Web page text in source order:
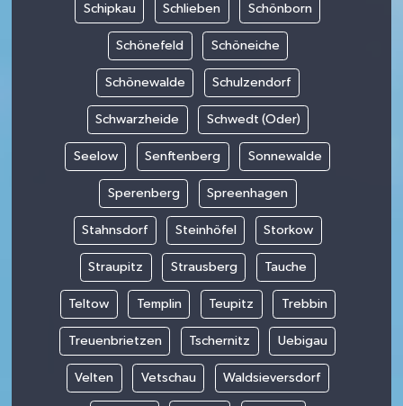
Schipkau Schlieben Schönborn
Schönefeld Schöneiche
Schönewalde Schulzendorf
Schwarzheide Schwedt (Oder)
Seelow Senftenberg Sonnewalde
Sperenberg Spreenhagen
Stahnsdorf Steinhöfel Storkow
Straupitz Strausberg Tauche
Teltow Templin Teupitz Trebbin
Treuenbrietzen Tschernitz Uebigau
Velten Vetschau Waldsieversdorf